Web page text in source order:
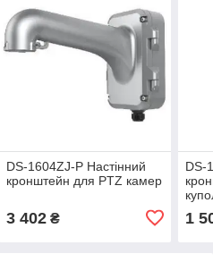
DS-1604ZJ-P Настінний
кронштейн для PTZ камер
3 402₴
DS-
1